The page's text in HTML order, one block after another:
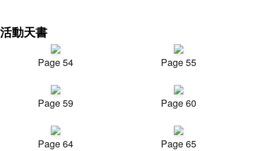
活動天書
Page 54 Page 55
Page 59 Page 60
Page 64 Page 65